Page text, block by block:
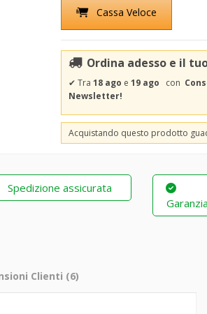
Cassa Veloce
Ordina adesso e il
✔ Tra 18 ago e 19 ago con
Newsletter!
Acquistando questo prodotto
Spedizione assicurata
Clienti (6)